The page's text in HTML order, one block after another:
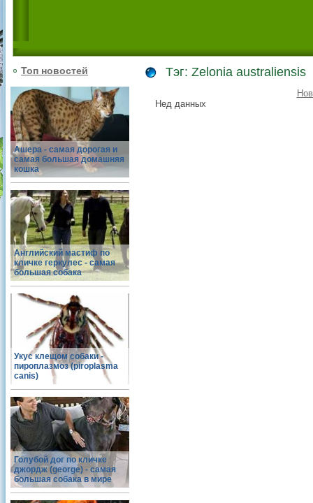
Топ новостей
Ашера - самая дорогая и
самая большая домашняя
кошка
Английский мастиф по
кличке геркулес - самая
большая собака
Укус клещом собаки -
пироплазмоз (piroplasma
canis)
Голубой дог по кличке
джордж (george) - самая
большая собака в мире
Тэг: Zelonia australiensis
Нед данных